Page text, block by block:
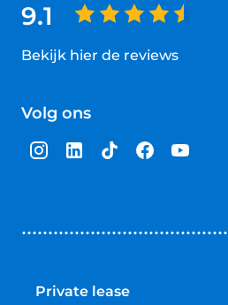
9.1
Bekijk hier de reviews
van
sterren
Volg ons
Private lease